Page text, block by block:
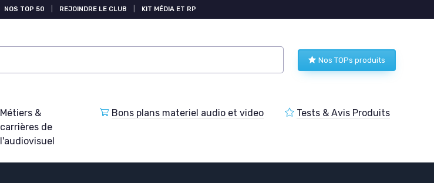
NOS TOP 50 REJOINDRE LE CLUB KIT MÉDIA ET RP
Nos TOPs produits
Métiers &
carrières de
l'audiovisuel
Bons plans materiel audio et video Tests & Avis Produits